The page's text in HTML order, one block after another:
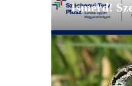
Ismerd!